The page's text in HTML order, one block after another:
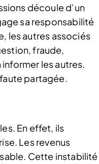
découle d’un
sa responsabilité
les autres associés
fraude,
les autres.
partagée.
En effet, ils
Les revenus
Cette instabilité